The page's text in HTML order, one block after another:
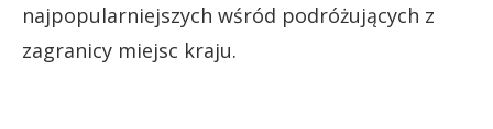
najpopularniejszych wśród podróżujących z
zagranicy miejsc kraju.